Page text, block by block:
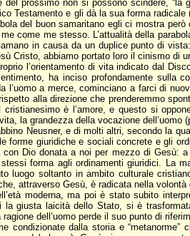
del prossimo non si possono scindere,
Testamento e gli dà la sua forma
del buon samaritano egli ci mostra
come me stesso. L’attualità della
in causa da un duplice punto di
Cristo, abbiamo portato loro il cinismo di
l’orientamento di vita indicato dal
ha inciso profondamente
l’uomo a merce, cominciano a farci di
alla direzione che prenderemmo
è l’amore, e questo si
la grandezza della vocazione dell’uomo
Neusner, e di molti altri, secondo la
forme giuridiche e sociali concrete e gli
Dio donata a noi per mezzo di Gesù:
forma agli ordinamenti giuridici. La
soltanto in ambito culturale
attraverso Gesù, è radicata nella
moderna, ma poi è stato subito
giusta laicità dello Stato, si è
dell’uomo perde il suo punto di
condizionate dalla storia e